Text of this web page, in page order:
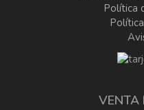
Política
VENTA